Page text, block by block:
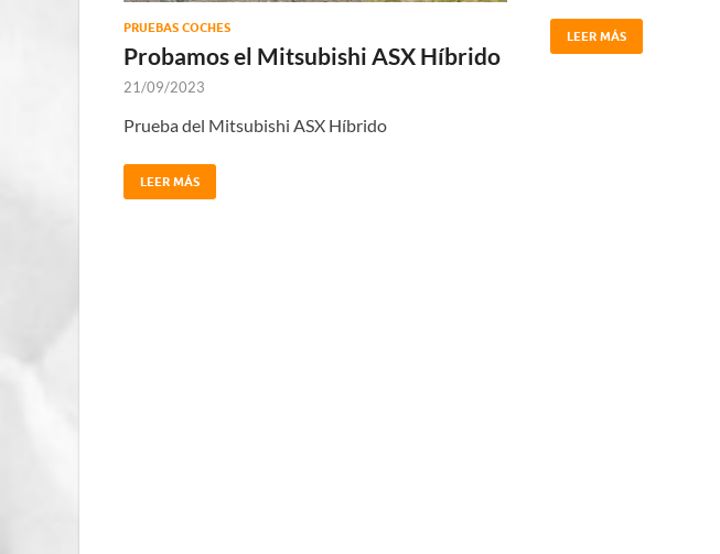
PRUEBAS COCHES
Probamos el Mitsubishi ASX Híbrido
21/09/2023
Prueba del Mitsubishi ASX Híbrido
LEER MÁS
LEER MÁS